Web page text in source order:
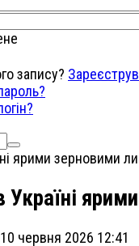
запису?
Україні
червня 2026 12:41